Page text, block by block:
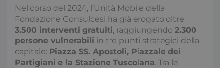
Nel corso del 2024, l’Unità Mobile della
Fondazione Consulcesi ha già erogato oltre
3.500 interventi gratuiti, raggiungendo 2.300
persone vulnerabili in tre punti strategici della
capitale: Piazza SS. Apostoli, Piazzale dei
Partigiani e la Stazione Tuscolana. Tra le
Necessari Statistici
Marketing